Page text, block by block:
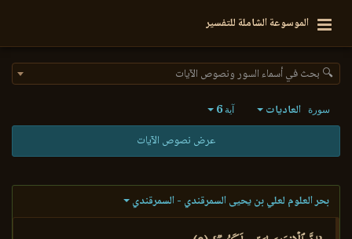
الموسوعة الشاملة للتفسير
🔍 بحث في أسماء السور ونصوص الآيات
سورة العاديات آية6
عرض نصوص الآيات
بحر العلوم لعلي بن يحيى السمرقندي - السمرقندي